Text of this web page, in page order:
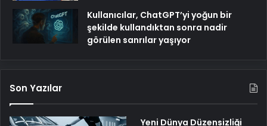
Kullanıcılar, ChatGPT’yi yoğun bir
şekilde kullandıktan sonra nadir
görülen sanrılar yaşıyor
Son Yazılar
Yeni Dünya Düzensizliği